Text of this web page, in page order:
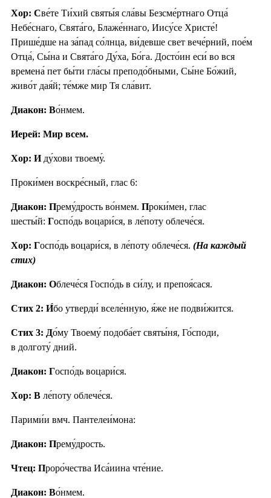
Хор: Све́те Ти́хий святы́я сла́вы Безсме́ртнаго Отца́
Небе́снаго, Свята́го, Блаже́ннаго, Иису́се Христе́!
Прише́дше на за́пад со́лнца, ви́девше свет вече́рний, пое́м
Отца́, Сы́на и Свята́го Ду́ха, Бо́га. Досто́ин еси́ во вся
времена́ пет бы́ти гла́сы преподо́бными, Сы́не Бо́жий,
живо́т дая́й; те́мже мир Тя сла́вит.
Диакон: Во́нмем.
Иерей: Мир всем.
Хор: Иду́хови твоему́.
Проки́мен воскре́сный, глас 6:
Диакон: Прему́дрость во́нмем. Проки́мен, глас
шесты́й: Госпо́дь воцари́ся, в ле́поту облече́ся.
Хор: Госпо́дь воцари́ся, в ле́поту облече́ся. (На каждый
стих)
Диакон: Облече́ся Госпо́дь в си́лу, и препоя́сася.
Стих 2: И́бо утверди́ вселе́нную, я́же не подви́жится.
Стих 3: До́му Твоему́ подоба́ет святы́ня, Го́споди,
в долготу́ дний.
Диакон: Госпо́дь воцари́ся.
Хор: В ле́поту облече́ся.
Парими́и вмч. Пантелеи́мона:
Диакон: Прему́дрость.
Чтец: Проро́чества Иса́иина чте́ние.
Диакон: Во́нмем.